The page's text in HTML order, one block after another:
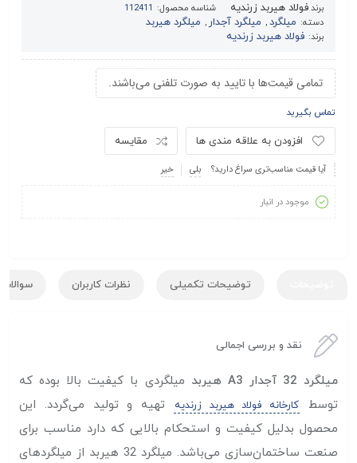
برندفولاد هیربد زرندیه شناسه محصول: 112411
دسته: میلگرد, میلگرد آجدار , میلگرد هیربد
برند: فولاد هیربد زرندیه
تمامی قیمت‌ها با تایید به صورت تلفنی می‌باشند.
تماس بگیرید
مقایسه افزودن به علاقه مندی ها
آیا قیمت مناسب‌تری سراغ دارید؟ بلی خیر
موجود در انبار
توضیحات تکمیلی نظرات کاربران سوالات
نقد و بررسی اجمالی
میلگرد 32 آجدار A3 هیربد
میلگردی با کیفیت بالا بوده که
توسط
کارخانه فولاد هیربد زرندیه
تهیه و تولید می‌گردد. این
محصول بدلیل کیفیت و استحکام بالایی که دارد مناسب برای
صنعت ساختمان‌سازی می‌باشد. میلگرد 32 هیربد از میلگرد‌های